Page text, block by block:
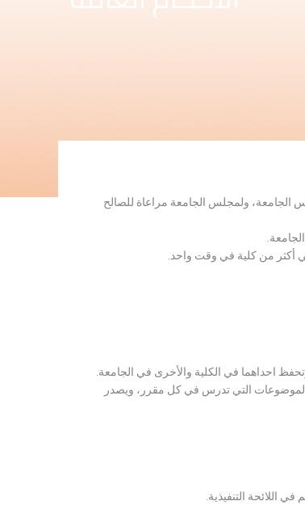
الجامعة، ولمجلس الجامعة مراعاة للصالح
أكثر من كلية في وقت واحد.
احداهما في الكلية والأخرى في الجامعة.
الموضوعات التي تدرس في كل مقرر، ويصدر
اللائحة التنفيذية.